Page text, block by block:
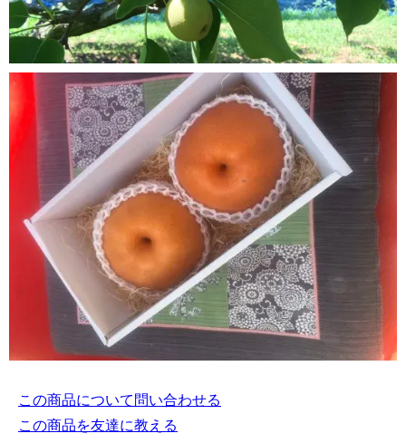
この商品について問い合わせる
この商品を友達に教える